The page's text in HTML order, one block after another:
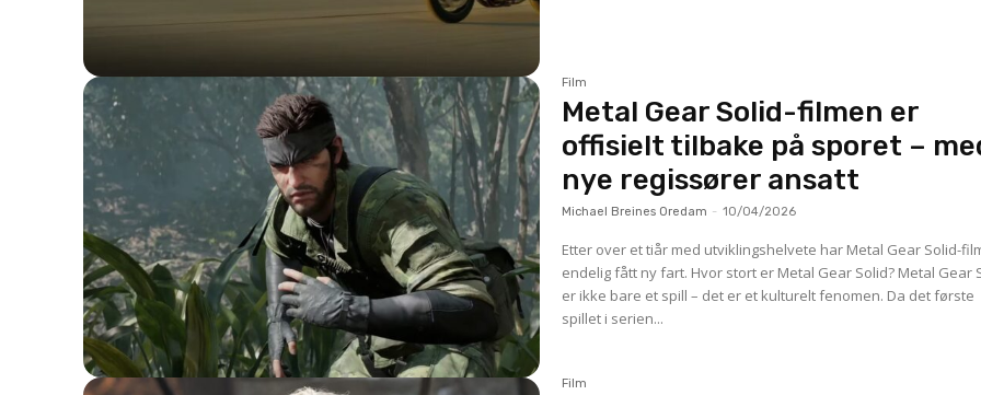
Film
Metal Gear Solid-filmen er
offisielt tilbake på sporet –
nye regissører ansatt
Michael Breines Oredam - 10/04/2026
Etter over et tiår med utviklingshelvete har Metal Gear Solid-
endelig fått ny fart. Hvor stort er Metal Gear Solid? Metal Gear Solid
er ikke bare et spill – det er et kulturelt fenomen. Da det første
spillet i serien...
Film